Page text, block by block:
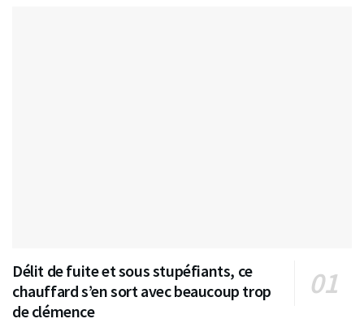
Délit de fuite et sous stupéfiants, ce
chauffard s’en sort avec beaucoup trop
de clémence